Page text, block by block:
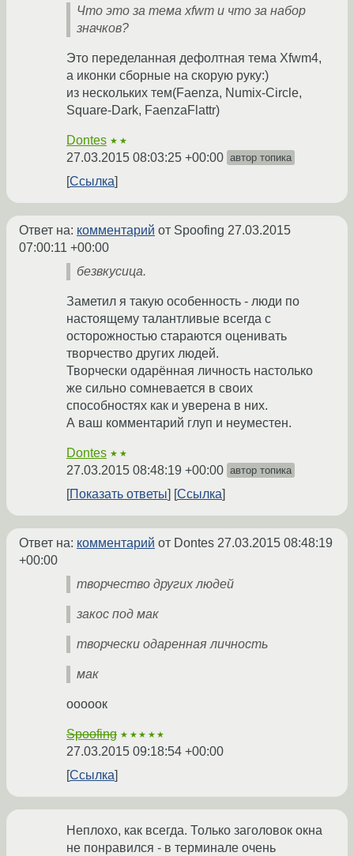
Что это за тема xfwm и что за набор
значков?
Это переделанная дефолтная тема Xfwm4,
а иконки сборные на скорую руку:)
из нескольких тем(Faenza, Numix-Circle,
Square-Dark, FaenzaFlattr)
Dontes ★★
27.03.2015 08:03:25 +00:00 автор топика
Ссылка
Ответ на: комментарий от Spoofing 27.03.2015
07:00:11 +00:00
безвкусица.
Заметил я такую особенность - люди по
настоящему талантливые всегда с
осторожностью стараются оценивать
творчество других людей.
Творчески одарённая личность настолько
же сильно сомневается в своих
способностях как и уверена в них.
А ваш комментарий глуп и неуместен.
Dontes ★★
27.03.2015 08:48:19 +00:00 автор топика
Показать ответы Ссылка
Ответ на: комментарий от Dontes 27.03.2015 08:48:19
+00:00
творчество других людей
закос под мак
творчески одаренная личность
мак
ооооок
Spoofing ★★★★★
27.03.2015 09:18:54 +00:00
Ссылка
Неплохо, как всегда. Только заголовок окна
не понравился - в терминале очень